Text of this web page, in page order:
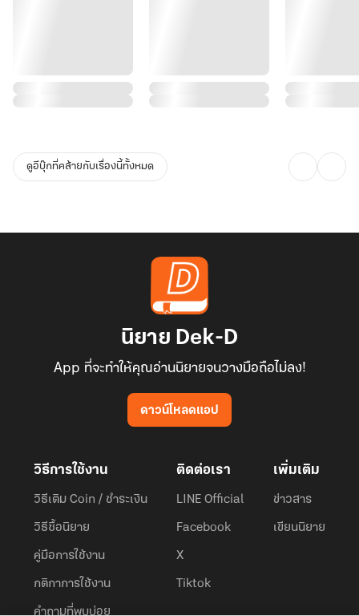
ดูอีบุ๊กที่คล้ายกับเรื่องนี้ทั้งหมด
นิยาย Dek-D
App ที่จะทำให้คุณอ่านนิยายจนวางมือถือไม่ลง!
ดาวน์โหลดแอป
วิธีการใช้งาน
วิธีเติม Coin / ชำระเงิน
วิธีซื้อนิยาย
คู่มือการใช้งาน
กติกาการใช้งาน
คำถามที่พบบ่อย
ติดต่อเรา
LINE Official
Facebook
X
Tiktok
เพิ่มเติม
ข่าวสาร
เขียนนิยาย